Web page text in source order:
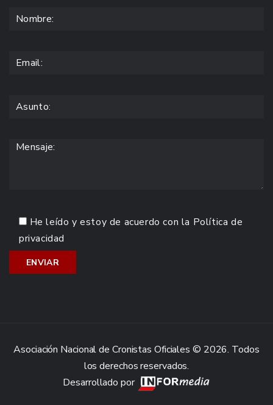
He leído y estoy de acuerdo con la Política de
privacidad
Asociación Nacional de Cronistas Oficiales © 2026. Todos
los derechos reservados.
Desarrollado por